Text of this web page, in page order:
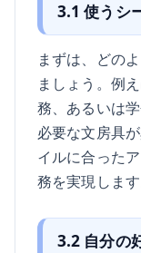
3.1 使うシ
まずは、どの
ましょう。例
務、あるいは
必要な文房具
イルに合った
務を実現します
3.2 自分の